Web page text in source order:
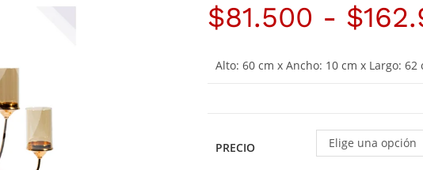
$81.500 - $
Alto: 60 cm x Ancho: 10 cm x Largo: 62
PRECIO Elige una opción